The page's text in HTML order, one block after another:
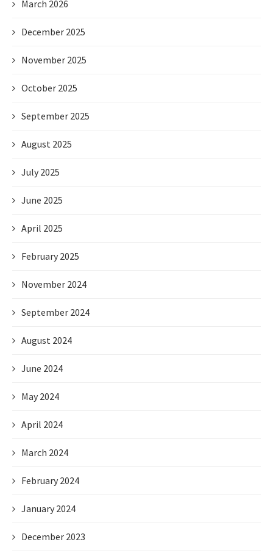
March 2026
December 2025
November 2025
October 2025
September 2025
August 2025
July 2025
June 2025
April 2025
February 2025
November 2024
September 2024
August 2024
June 2024
May 2024
April 2024
March 2024
February 2024
January 2024
December 2023